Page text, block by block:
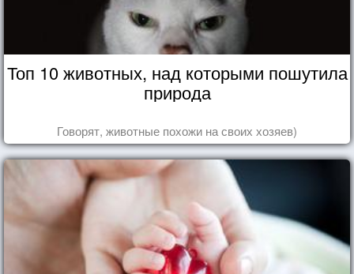
Топ 10 животных, над которыми пошутила
природа
Говорят, животные похожи на своих хозяев)